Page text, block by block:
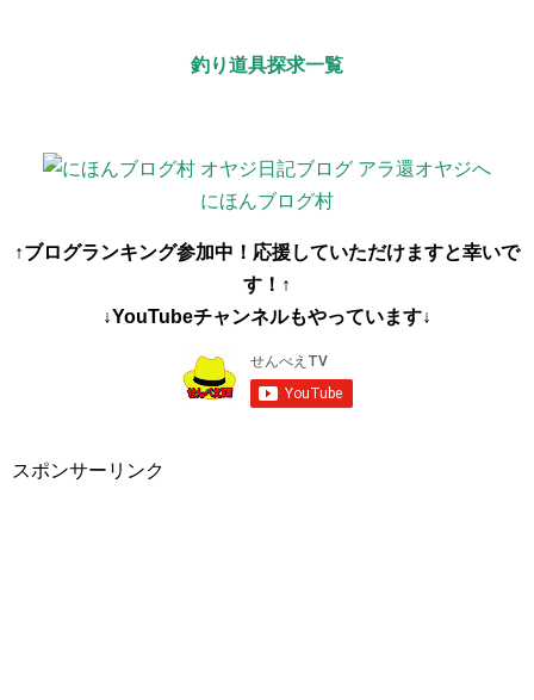
釣り道具探求一覧
にほんブログ村
↑ブログランキング参加中！応援していただけますと幸いで
す！↑
↓YouTubeチャンネルもやっています↓
スポンサーリンク